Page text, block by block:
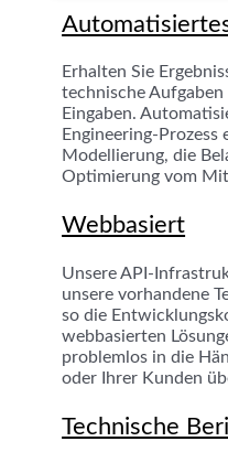
Erhalten Sie
technische
Eingaben.
Engineering-
Modellierung, die
Optimierung vom
Webbasiert
Unsere API-
unsere vorhandene
so die
webbasierten
problemlos in die
oder Ihrer Kunden
Technische